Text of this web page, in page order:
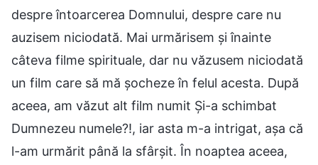
despre întoarcerea Domnului, despre care nu
auzisem niciodată. Mai urmărisem și înainte
câteva filme spirituale, dar nu văzusem niciodată
un film care să mă șocheze în felul acesta. După
aceea, am văzut alt film numit Și-a schimbat
Dumnezeu numele?!, iar asta m-a intrigat, așa că
l-am urmărit până la sfârșit. În noaptea aceea,